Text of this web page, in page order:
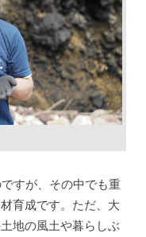
すが、その中でも重
育成です。ただ、大
地の風土や暮らしぶ